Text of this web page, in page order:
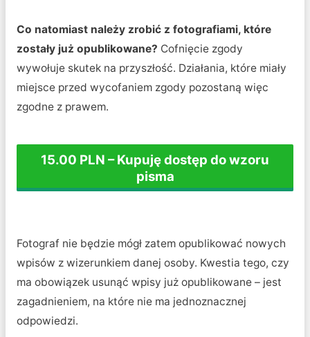
Co natomiast należy zrobić z fotografiami, które
zostały już opublikowane? Cofnięcie zgody
wywołuje skutek na przyszłość. Działania, które miały
miejsce przed wycofaniem zgody pozostaną więc
zgodne z prawem.
15.00 PLN – Kupuję dostęp do wzoru
pisma
Fotograf nie będzie mógł zatem opublikować nowych
wpisów z wizerunkiem danej osoby. Kwestia tego, czy
ma obowiązek usunąć wpisy już opublikowane – jest
zagadnieniem, na które nie ma jednoznacznej
odpowiedzi.